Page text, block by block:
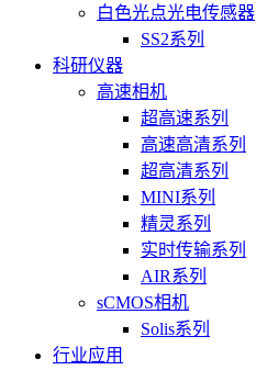
白色光点光电传感器
SS2系列
科研仪器
高速相机
超高速系列
高速高清系列
超高清系列
MINI系列
精灵系列
实时传输系列
AIR系列
sCMOS相机
Solis系列
行业应用